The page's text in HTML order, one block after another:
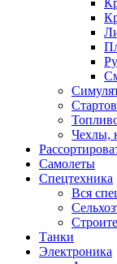
Чехлы,
Самолеты
Спецтехника
Вся
Танки
Электроника